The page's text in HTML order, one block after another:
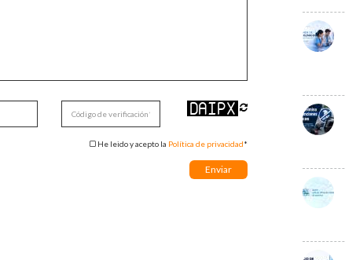
He leido y acepto la Política de privacidad*